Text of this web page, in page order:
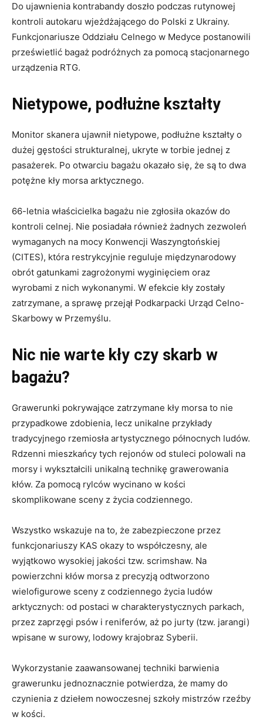
Do ujawnienia kontrabandy doszło podczas rutynowej
kontroli autokaru wjeżdżającego do Polski z Ukrainy.
Funkcjonariusze Oddziału Celnego w Medyce postanowili
prześwietlić bagaż podróżnych za pomocą stacjonarnego
urządzenia RTG.
Nietypowe, podłużne kształty
Monitor skanera ujawnił nietypowe, podłużne kształty o
dużej gęstości strukturalnej, ukryte w torbie jednej z
pasażerek. Po otwarciu bagażu okazało się, że są to dwa
potężne kły morsa arktycznego.
66-letnia właścicielka bagażu nie zgłosiła okazów do
kontroli celnej. Nie posiadała również żadnych zezwoleń
wymaganych na mocy Konwencji Waszyngtońskiej
(CITES), która restrykcyjnie reguluje międzynarodowy
obrót gatunkami zagrożonymi wyginięciem oraz
wyrobami z nich wykonanymi. W efekcie kły zostały
zatrzymane, a sprawę przejął Podkarpacki Urząd Celno-
Skarbowy w Przemyślu.
Nic nie warte kły czy skarb w
bagażu?
Grawerunki pokrywające zatrzymane kły morsa to nie
przypadkowe zdobienia, lecz unikalne przykłady
tradycyjnego rzemiosła artystycznego północnych ludów.
Rdzenni mieszkańcy tych rejonów od stuleci polowali na
morsy i wykształcili unikalną technikę grawerowania
kłów. Za pomocą rylców wycinano w kości
skomplikowane sceny z życia codziennego.
Wszystko wskazuje na to, że zabezpieczone przez
funkcjonariuszy KAS okazy to współczesny, ale
wyjątkowo wysokiej jakości tzw. scrimshaw. Na
powierzchni kłów morsa z precyzją odtworzono
wielofigurowe sceny z codziennego życia ludów
arktycznych: od postaci w charakterystycznych parkach,
przez zaprzęgi psów i reniferów, aż po jurty (tzw. jarangi)
wpisane w surowy, lodowy krajobraz Syberii.
Wykorzystanie zaawansowanej techniki barwienia
grawerunku jednoznacznie potwierdza, że mamy do
czynienia z dziełem nowoczesnej szkoły mistrzów rzeźby
w kości.